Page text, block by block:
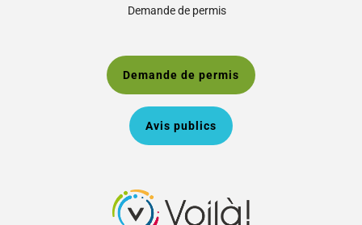
Demande de permis
Demande de permis
Avis publics